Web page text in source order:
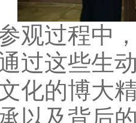
过程中，
过这些生
化的博大